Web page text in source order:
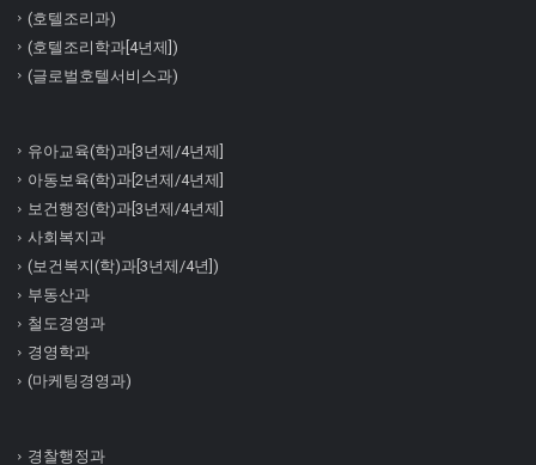
(호텔조리과)
(호텔조리학과[4년제])
(글로벌호텔서비스과)
유아교육(학)과[3년제/4년제]
아동보육(학)과[2년제/4년제]
보건행정(학)과[3년제/4년제]
사회복지과
(보건복지(학)과[3년제/4년])
부동산과
철도경영과
경영학과
(마케팅경영과)
경찰행정과